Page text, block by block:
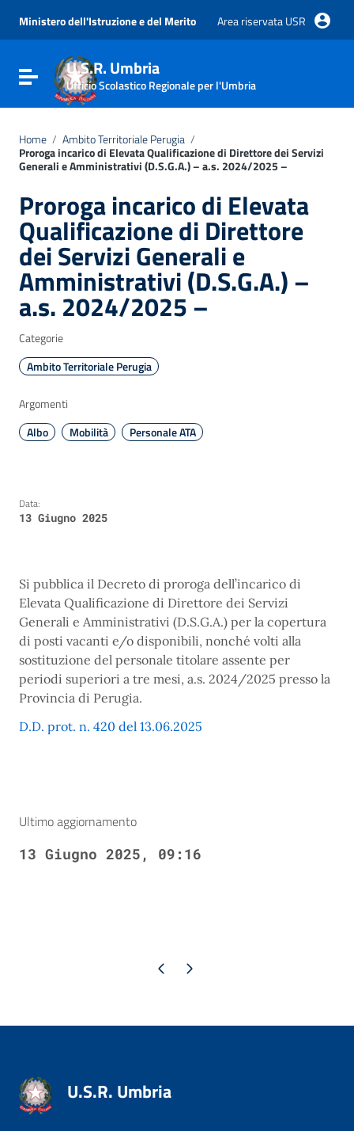
Vai al menu di navigazione
Vai al footer
Ministero dell'Istruzione e del Merito Area riservata USR
Attiva / disattiva la navigazione
U.S.R. Umbria
Ufficio Scolastico Regionale per l'Umbria
Home / Ambito Territoriale Perugia /
Proroga incarico di Elevata Qualificazione di Direttore dei Servizi
Generali e Amministrativi (D.S.G.A.) – a.s. 2024/2025 –
Proroga incarico di Elevata
Qualificazione di Direttore
dei Servizi Generali e
Amministrativi (D.S.G.A.) –
a.s. 2024/2025 –
Categorie
Ambito Territoriale Perugia
Argomenti
Albo
Mobilità Personale ATA
Data:
13 Giugno 2025
Si pubblica il Decreto di proroga dell’incarico di
Elevata Qualificazione di Direttore dei Servizi
Generali e Amministrativi (D.S.G.A.) per la copertura
di posti vacanti e/o disponibili, nonché volti alla
sostituzione del personale titolare assente per
periodi superiori a tre mesi, a.s. 2024/2025 presso la
Provincia di Perugia.
D.D. prot. n. 420 del 13.06.2025
Ultimo aggiornamento
13 Giugno 2025, 09:16
Pagina precedente
Pagina successiva
U.S.R. Umbria